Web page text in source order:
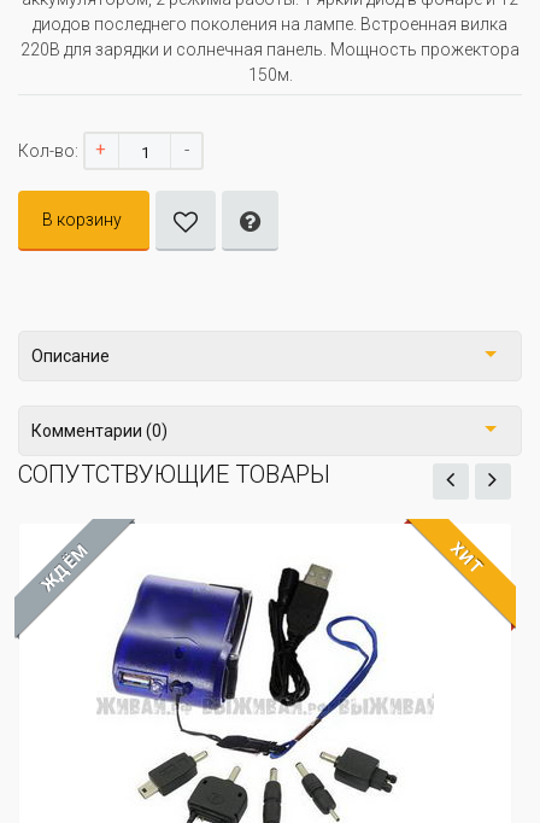
диодов последнего поколения на лампе. Встроенная вилка
220В для зарядки и солнечная панель. Мощность прожектора
150м.
Кол-во: + -
В корзину
Описание
Комментарии (0)
СОПУТСТВУЮЩИЕ ТОВАРЫ
ЖДЁМ ХИТ